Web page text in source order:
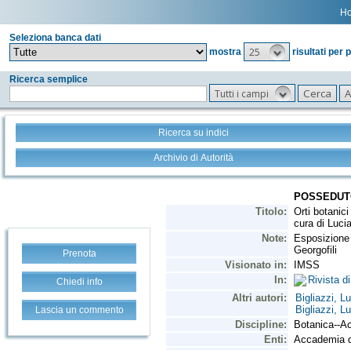
Seleziona banca dati
mostra
25 risultati per
Ricerca semplice
Tutti i campi
Ricerca su indici
Archivio di Autorità
Prenota
Chiedi info
Lascia un commento